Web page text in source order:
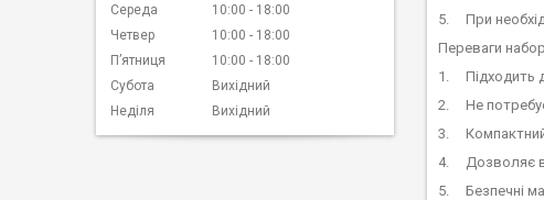
5. При
Переваги
1. Підходить
2. Не
3. Компактний,
4. Дозволяє
5. Безпечні
Середа
10:00
18:00
Четвер
10:00
18:00
Пʼятниця
10:00
18:00
Субота
Вихідний
Неділя
Вихідний